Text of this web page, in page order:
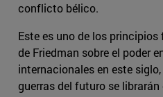
conflicto bélico.
Este es uno de los
de Friedman sobre el poder
internacionales en este
guerras del futuro se